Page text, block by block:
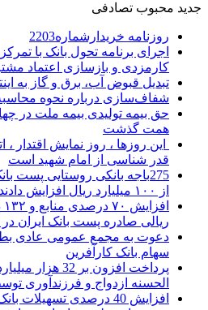
جدید محبوب تصادفی
روزنامه خریدارشماره2203
اجرای برنامه تحول بانک با
کارمزدی و بازسازی اعتماد
تبدیل قبوض آب، برق و گاز به
شفاف‌سازی درباره نحوه محاسبه
همت گذشت
این روزها ، روز نمایش اقتدار
قدر شناسی از امام شهید است
275باجه بانکی روستایی پست
از ۱۰۰ میلیارد ریال افزایش دادند
ریالی صادره پست بانک ایران در
دعوت به مجمع عمومی عادی
سهام بانک کارآفرین
پرداخت افزون بر
الحسنه ازدواج و فرزندآوری
افزایش 40 درصدی